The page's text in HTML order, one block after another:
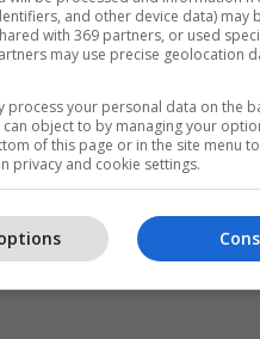
and other device data) may
with 369 partners, or used
may use precise geolocation
process your personal data on the
can object to by managing your
of this page or in the site menu
privacy and cookie settings.